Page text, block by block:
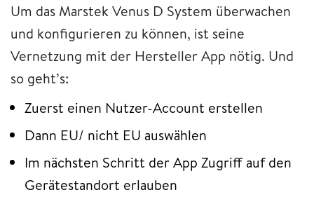
Um das Marstek Venus D System überwachen
und konfigurieren zu können, ist seine
Vernetzung mit der Hersteller App nötig. Und
so geht’s:
Zuerst einen Nutzer-Account erstellen
Dann EU/ nicht EU auswählen
Im nächsten Schritt der App Zugriff auf den
Gerätestandort erlauben